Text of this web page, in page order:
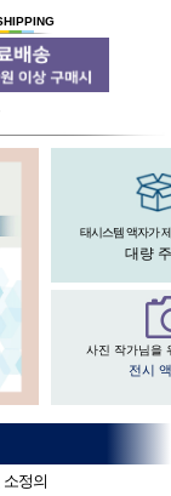
기계수출은 물론 기술지원을
니다.
태시스템 액자가
대량
사진 작가님을
전시
정의